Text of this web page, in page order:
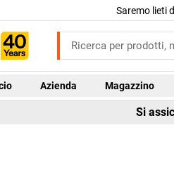
Saremo lieti
Azienda Magazzino
Si